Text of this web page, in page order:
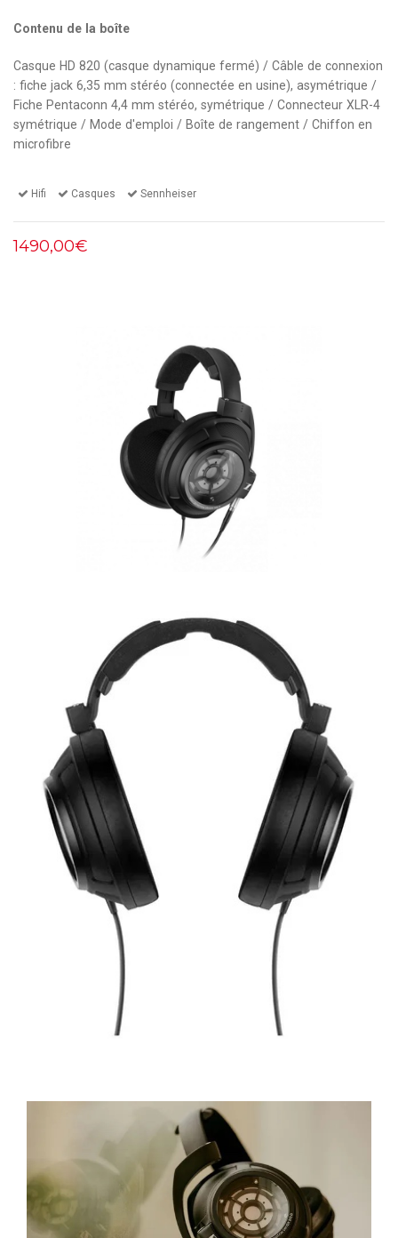
Contenu de la boîte
Casque HD 820 (casque dynamique fermé) / Câble de connexion
: fiche jack 6,35 mm stéréo (connectée en usine), asymétrique /
Fiche Pentaconn 4,4 mm stéréo, symétrique / Connecteur XLR-4
symétrique / Mode d'emploi / Boîte de rangement / Chiffon en
microfibre
Hifi Casques Sennheiser
1490,00€